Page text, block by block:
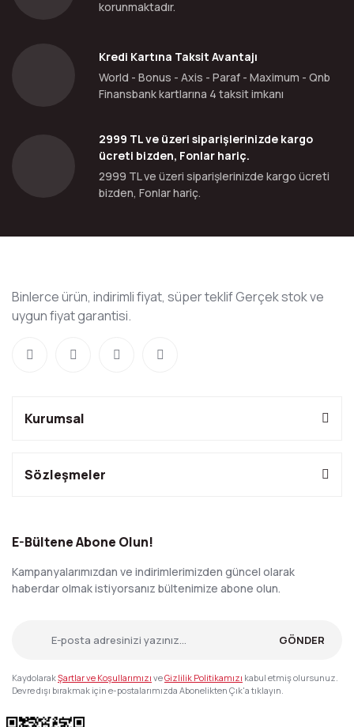
korunmaktadır.
Kredi Kartına Taksit Avantajı
World - Bonus - Axis - Paraf - Maximum - Qnb
Finansbank kartlarına 4 taksit imkanı
2999 TL ve üzeri siparişlerinizde kargo
ücreti bizden, Fonlar hariç.
2999 TL ve üzeri siparişlerinizde kargo ücreti
bizden, Fonlar hariç.
Binlerce ürün, indirimli fiyat, süper teklif Gerçek stok ve
uygun fiyat garantisi.
Kurumsal
Sözleşmeler
E-Bültene Abone Olun!
Kampanyalarımızdan ve indirimlerimizden güncel olarak
haberdar olmak istiyorsanız bültenimize abone olun.
GÖNDER
KaydolarakŞartlar ve Koşullarımızı veGizlilik Politikamızı kabul etmiş olursunuz.
Devre dışı bırakmak için e-postalarımızda Abonelikten Çık'a tıklayın.